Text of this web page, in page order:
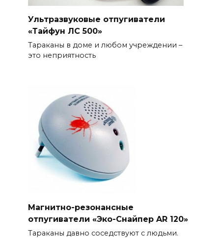
Ультразвуковые отпугиватели
«Тайфун ЛС 500»
Тараканы в доме и любом учреждении –
это неприятность
Магнитно-резонансные
отпугиватели «Эко-Снайпер AR 120»
Тараканы давно соседствуют с людьми.